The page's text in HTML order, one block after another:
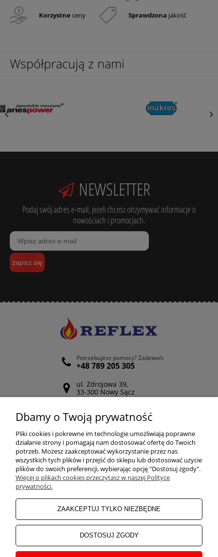
Korzystne ceny Sprawdzona jakość
Współpracują z nami
NEWSLETTER
Podaj swój adres e-mail, jeżeli chcesz otrzymywać informacje o
nowościach i promocjach.
zapisz się
Potrzebujesz pomocy? Zadzwoń:
+48 789 205 305
ul. Zdrojowa 39,
33-300 Nowy Sącz
Odwiedź nasz Facebook
POMOC
ZAKUPY
MOJE KONTO
INFORMACJE
Dbamy o Twoją prywatność
Pliki cookies i pokrewne im technologie umożliwiają poprawne
działanie strony i pomagają nam dostosować ofertę do Twoich
potrzeb. Możesz zaakceptować wykorzystanie przez nas
wszystkich tych plików i przejść do sklepu lub dostosować użycie
plików do swoich preferencji, wybierając opcję "Dostosuj zgody".
Więcej o plikach cookies przeczytasz w naszej Polityce
prywatności.
ZAAKCEPTUJ TYLKO NIEZBĘDNE
DOSTOSUJ ZGODY